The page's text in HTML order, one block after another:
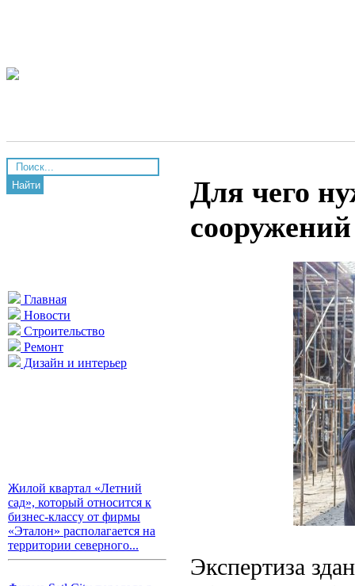
Найти
Главная
Новости
Строительство
Ремонт
Дизайн и интерьер
Жилой квартал «Летний
сад», который относится к
бизнес-классу от фирмы
«Эталон» располагается на
территории северного...
Для чего
сооружений
Экспертиза